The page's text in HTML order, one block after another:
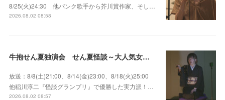
8/25(火)24:30 他パンク歌手から芥川賞作家、そし…
2026.08.02 08:58
牛抱せん夏独演会 せん夏怪談～大人気女性怪談師とっておきの背筋も凍る…
放送：8/8(土)21:00、8/14(金)23:00、8/18(火)25:00
他稲川淳二『怪談グランプリ』で優勝した実力派！…
2026.08.02 08:57